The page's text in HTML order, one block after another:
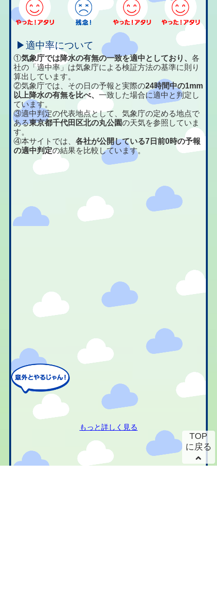
▶適中率について
①気象庁では降水の有無の一致を適中としており、各
社の「適中率」は気象庁による検証方法の基準に則り
算出しています。
②気象庁では、その日の予報と実際の24時間中の1mm
以上降水の有無を比べ、一致した場合に適中と判定し
ています。
③適中判定の代表地点として、気象庁の定める地点で
ある東京都千代田区北の丸公園の天気を参照していま
す。
④本サイトでは、各社が公開している7日前0時の予報
の適中判定の結果を比較しています。
もっと詳しく見る
TOP
に戻る